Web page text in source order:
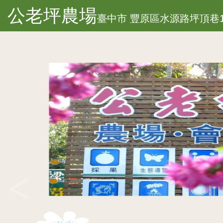
公老坪農場臺中市 豐原區水源路坪頂巷